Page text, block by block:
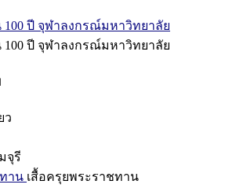
100 ปี จุฬาลงกรณ์มหาวิทยาลัย
100 ปี จุฬาลงกรณ์มหาวิทยาลัย
ว
จุรี
าน เสื้อครุยพระราชทาน